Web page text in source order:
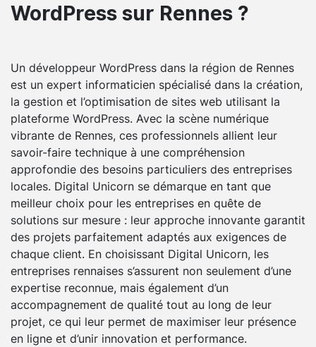
WordPress sur Rennes ?
Un développeur WordPress dans la région de Rennes
est un expert informaticien spécialisé dans la création,
la gestion et l’optimisation de sites web utilisant la
plateforme WordPress. Avec la scène numérique
vibrante de Rennes, ces professionnels allient leur
savoir-faire technique à une compréhension
approfondie des besoins particuliers des entreprises
locales. Digital Unicorn se démarque en tant que
meilleur choix pour les entreprises en quête de
solutions sur mesure : leur approche innovante garantit
des projets parfaitement adaptés aux exigences de
chaque client. En choisissant Digital Unicorn, les
entreprises rennaises s’assurent non seulement d’une
expertise reconnue, mais également d’un
accompagnement de qualité tout au long de leur
projet, ce qui leur permet de maximiser leur présence
en ligne et d’unir innovation et performance.